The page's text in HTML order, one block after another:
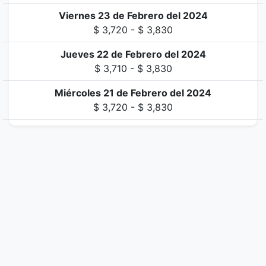
Viernes 23 de Febrero del 2024
$ 3,720 - $ 3,830
Jueves 22 de Febrero del 2024
$ 3,710 - $ 3,830
Miércoles 21 de Febrero del 2024
$ 3,720 - $ 3,830